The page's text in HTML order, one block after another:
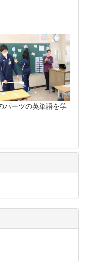
パーツの英単語を学